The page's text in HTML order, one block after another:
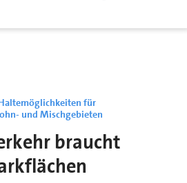
für
und Mischgebieten
braucht